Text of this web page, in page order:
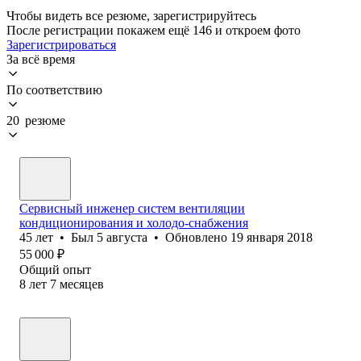
Чтобы видеть все резюме, зарегистрируйтесь
После регистрации покажем ещё 146 и откроем фото
Зарегистрироваться
За всё время
По соответствию
20 резюме
Сервисный инженер систем вентиляции
кондиционирования и холодо-снабжения
45 лет • Был 5 августа • Обновлено 19 января 2018
55 000 ₽
Общий опыт
8 лет 7 месяцев